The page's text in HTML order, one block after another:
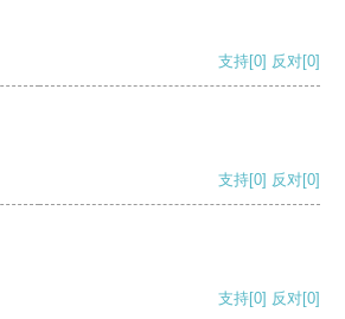
支持[0] 反对[0]
支持[0] 反对[0]
支持[0] 反对[0]